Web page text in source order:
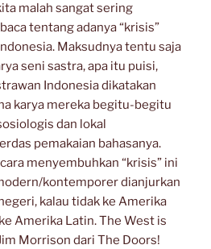
malah sangat sering
tentang adanya “krisis”
Maksudnya tentu saja
seni sastra, apa itu puisi,
Indonesia dikatakan
karya mereka begitu-begitu
dan lokal
pemakaian bahasanya.
menyembuhkan “krisis” ini
kontemporer dianjurkan
kalau tidak ke Amerika
Amerika Latin. The West is
Morrison dari The Doors!